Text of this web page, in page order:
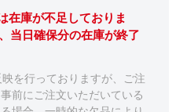
在庫が不足しておりま
当日確保分の在庫が終了
を行っておりますが、ご注
前にご注文いただいている